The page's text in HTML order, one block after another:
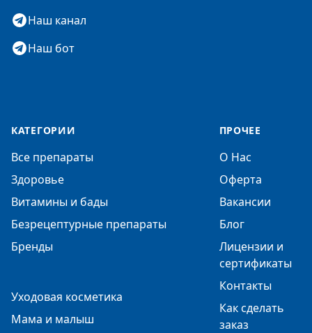
Наш канал
Наш бот
КАТЕГОРИИ
Все препараты
Здоровье
Витамины и бады
Безрецептурные препараты
Бренды
Уходовая косметика
Мама и малыш
ПРОЧЕЕ
О Нас
Оферта
Вакансии
Блог
Лицензии и
сертификаты
Контакты
Как сделать
заказ